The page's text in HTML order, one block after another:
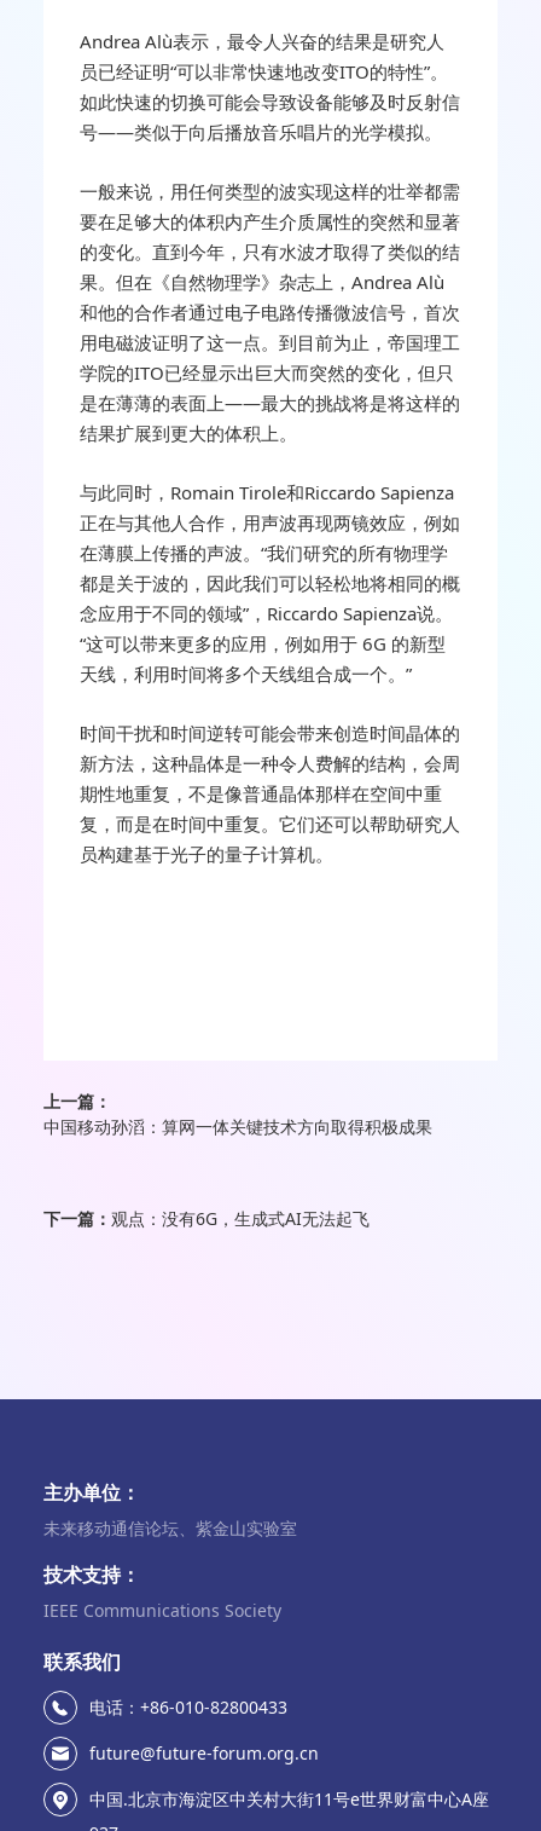
Andrea Alù表示，最令人兴奋的结果是研究人
员已经证明“可以非常快速地改变ITO的特性”。
如此快速的切换可能会导致设备能够及时反射信
号——类似于向后播放音乐唱片的光学模拟。
一般来说，用任何类型的波实现这样的壮举都需
要在足够大的体积内产生介质属性的突然和显著
的变化。直到今年，只有水波才取得了类似的结
果。但在《自然物理学》杂志上，Andrea Alù
和他的合作者通过电子电路传播微波信号，首次
用电磁波证明了这一点。到目前为止，帝国理工
学院的ITO已经显示出巨大而突然的变化，但只
是在薄薄的表面上——最大的挑战将是将这样的
结果扩展到更大的体积上。
与此同时，Romain Tirole和Riccardo Sapienza
正在与其他人合作，用声波再现两镜效应，例如
在薄膜上传播的声波。“我们研究的所有物理学
都是关于波的，因此我们可以轻松地将相同的概
念应用于不同的领域”，Riccardo Sapienza说。
“这可以带来更多的应用，例如用于 6G 的新型
天线，利用时间将多个天线组合成一个。”
时间干扰和时间逆转可能会带来创造时间晶体的
新方法，这种晶体是一种令人费解的结构，会周
期性地重复，不是像普通晶体那样在空间中重
复，而是在时间中重复。它们还可以帮助研究人
员构建基于光子的量子计算机。
上一篇：
中国移动孙滔：算网一体关键技术方向取得积极成果
下一篇： 观点：没有6G，生成式AI无法起飞
主办单位：
未来移动通信论坛、紫金山实验室
技术支持：
IEEE Communications Society
联系我们
电话：+86-010-82800433
future@future-forum.org.cn
中国.北京市海淀区中关村大街11号e世界财富中心A座